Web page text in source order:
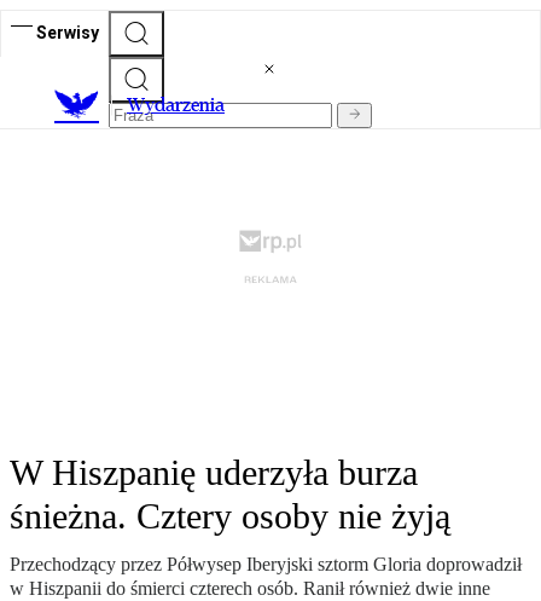
Serwisy
Wydarzenia
W Hiszpanię uderzyła burza
śnieżna. Cztery osoby nie żyją
Przechodzący przez Półwysep Iberyjski sztorm Gloria doprowadził
w Hiszpanii do śmierci czterech osób. Ranił również dwie inne